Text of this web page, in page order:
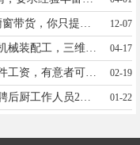
12-07
机械厂招聘普工、学徒工，焊工、机械装配工，三维绘图师等，薪资范围在4000元至1000元之间。‌‌‌13731069632 宁晋县高速路口北一公里 04-17
02-19
01-22